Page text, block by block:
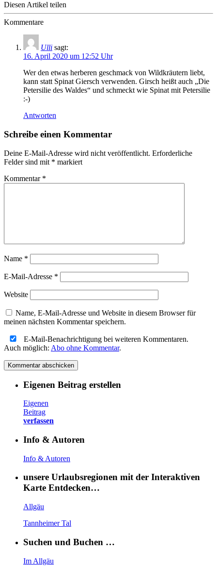
Diesen Artikel teilen
Kommentare
Ulli sagt:
16. April 2020 um 12:52 Uhr
Wer den etwas herberen geschmack von Wildkräutern liebt,
kann statt Spinat Giersch verwenden. Girsch heißt auch „Die
Petersilie des Waldes“ und schmeckt wie Spinat mit Petersilie
:-)
Antworten
Schreibe einen Kommentar
Deine E-Mail-Adresse wird nicht veröffentlicht. Erforderliche
Felder sind mit * markiert
Kommentar *
Name *
E-Mail-Adresse *
Website
Name, E-Mail-Adresse und Website in diesem Browser für
meinen nächsten Kommentar speichern.
E-Mail-Benachrichtigung bei weiteren Kommentaren.
Auch möglich: Abo ohne Kommentar.
Eigenen Beitrag erstellen
Eigenen
Beitrag
verfassen
Info & Autoren
Info & Autoren
unsere Urlaubsregionen mit der Interaktiven
Karte Entdecken…
Allgäu
Tannheimer Tal
Suchen und Buchen …
Im Allgäu